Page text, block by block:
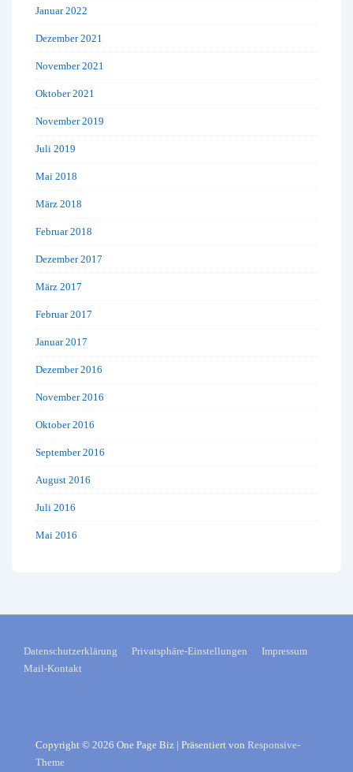
Januar 2022
Dezember 2021
November 2021
Oktober 2021
November 2019
Juli 2019
Mai 2018
März 2018
Februar 2018
Dezember 2017
März 2017
Februar 2017
Januar 2017
Dezember 2016
November 2016
Oktober 2016
September 2016
August 2016
Juli 2016
Mai 2016
FOOTER-
Datenschutzerklärung Privatsphäre-Einstellungen
Impressum
Mail-Kontakt
Copyright © 2026 One Page Biz | Präsentiert von Responsive-
Theme